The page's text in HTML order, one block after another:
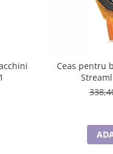
Ceas pentru